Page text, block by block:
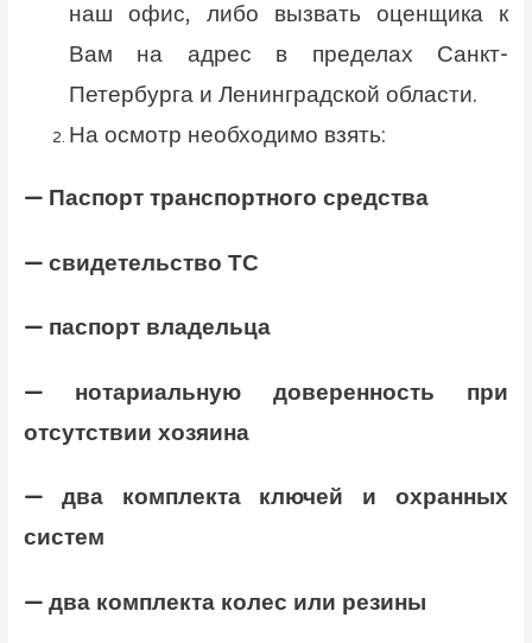
наш офис, либо вызвать оценщика к
Вам на адрес в пределах Санкт-
Петербурга и Ленинградской области.
На осмотр необходимо взять:
— Паспорт транспортного средства
— свидетельство ТС
— паспорт владельца
— нотариальную доверенность при
отсутствии хозяина
— два комплекта ключей и охранных
систем
— два комплекта колес или резины